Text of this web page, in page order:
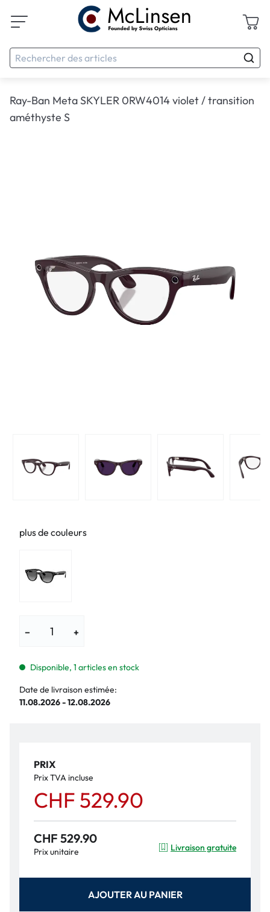
Ray-Ban Meta SKYLER 0RW4014 violet / transition
améthyste S
plus de couleurs
− +
Disponible, 1 articles en stock
Date de livraison estimée:
11.08.2026 - 12.08.2026
PRIX
Prix TVA incluse
CHF 529.90
CHF 529.90
Prix unitaire Livraison gratuite
AJOUTER AU PANIER